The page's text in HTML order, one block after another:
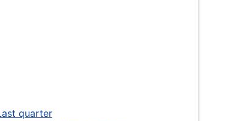
quarter